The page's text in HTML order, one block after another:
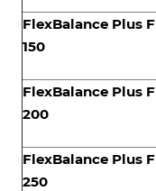
FlexBalance Plus F
150
FlexBalance Plus F
200
FlexBalance Plus F
250